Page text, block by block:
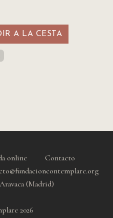
A LA CESTA​​
online
Contacto
(Madrid)
2026